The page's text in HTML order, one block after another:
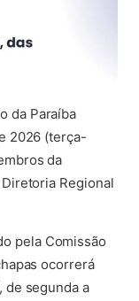
da Paraíba
2026 (terça-
da
Regional
pela Comissão
ocorrerá
de segunda a